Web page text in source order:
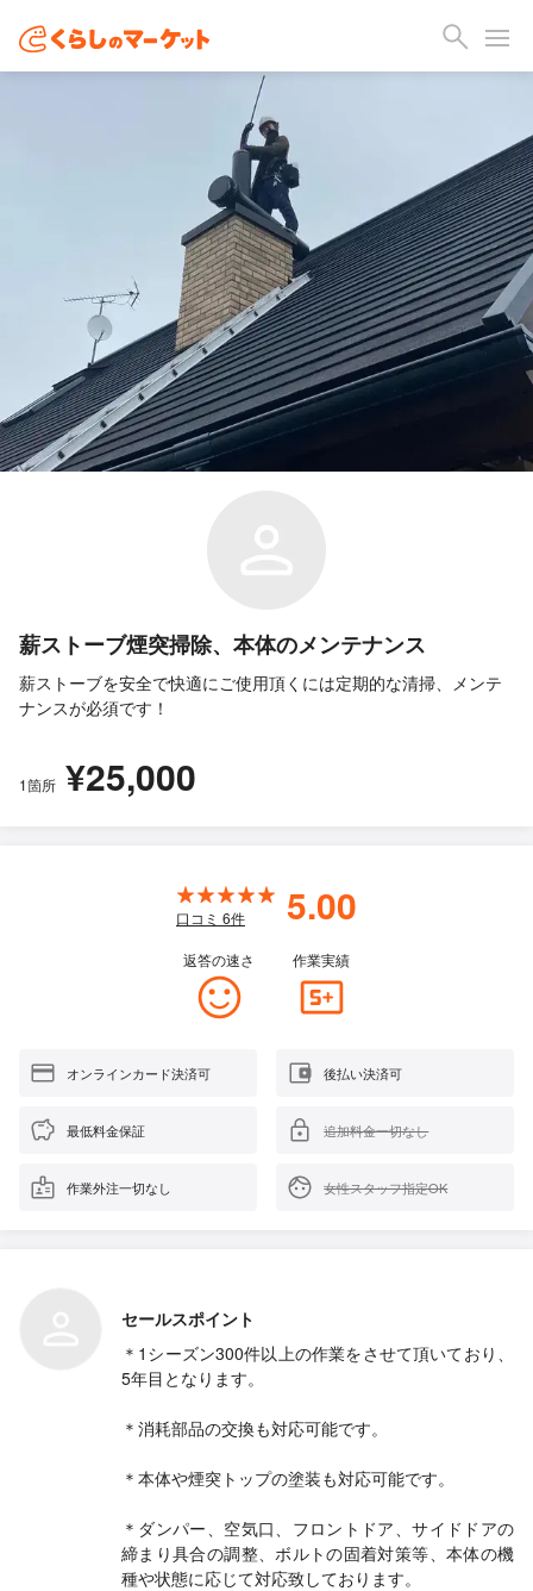
薪ストーブ煙突掃除、本体のメンテナンス
薪ストーブを安全で快適にご使用頂くには定期的な清掃、メンテ
ナンスが必須です！
1箇所 ¥25,000
口コミ 6件 5.00
返答の速さ 作業実績
オンラインカード決済可 後払い決済可
最低料金保証 追加料金一切なし
作業外注一切なし 女性スタッフ指定OK
セールスポイント
＊1シーズン300件以上の作業をさせて頂いており、
5年目となります。
＊消耗部品の交換も対応可能です。
＊本体や煙突トップの塗装も対応可能です。
＊ダンパー、空気口、フロントドア、サイドドアの
締まり具合の調整、ボルトの固着対策等、本体の機
種や状態に応じて対応致しております。